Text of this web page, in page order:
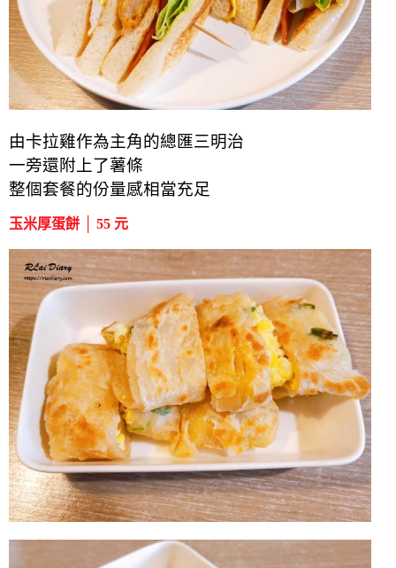
由卡拉雞作為主角的總匯三明治
一旁還附上了薯條
整個套餐的份量感相當充足
玉米厚蛋餅 │ 55 元